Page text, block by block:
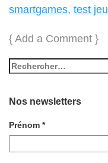
smartgames, test jeu
{ Add a Comment }
Nos newsletters
Prénom *